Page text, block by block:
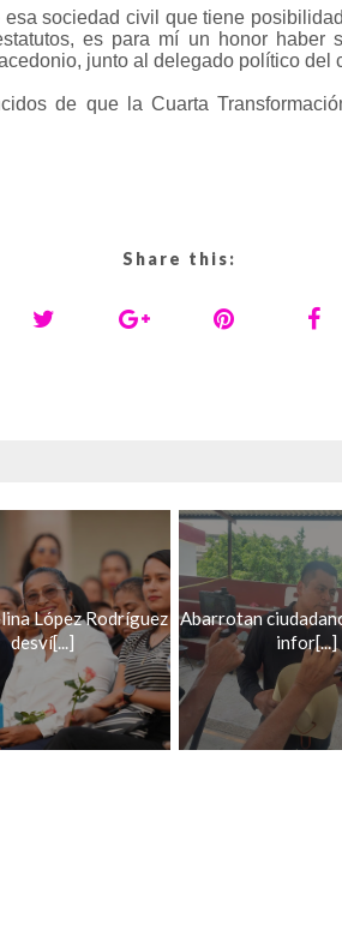
sociedad civil que tiene
es para mí un honor haber
junto al delegado político del
de que la Cuarta
Share this:
López Rodríguez
desví[...]
Abarrotan
infor[...]